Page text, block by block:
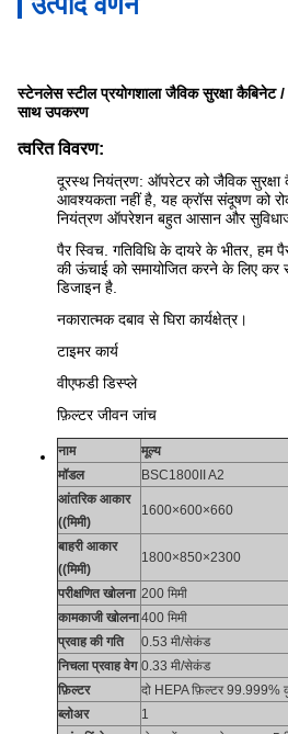
स्टेनलेस स्टील प्रयोगशाला जैविक सुरक्षा
साथ उपकरण
त्वरित विवरण:
दूरस्थ नियंत्रण: ऑपरेटर को जैविक
आवश्यकता नहीं है, यह क्रॉस संदूषण को
नियंत्रण ऑपरेशन बहुत आसान और
पैर स्विच. गतिविधि के दायरे के भीतर, हम
की ऊंचाई को समायोजित करने के लिए कर
डिजाइन है.
नकारात्मक दबाव से घिरा कार्यक्षेत्र।
टाइमर कार्य
वीएफडी डिस्प्ले
फ़िल्टर जीवन जांच
नाम
मूल्य
मॉडल
BSC1800II A2
आंतरिक आकार
((मिमी)
1600×600×660
बाहरी आकार
((मिमी)
1800×850×2300
परीक्षणित खोलना 200 मिमी
कामकाजी खोलना400 मिमी
प्रवाह की गति
0.53 मी/सेकंड
निचला प्रवाह वेग 0.33 मी/सेकंड
फ़िल्टर
दो HEPA फ़िल्टर 99.999%
ब्लोअर
1